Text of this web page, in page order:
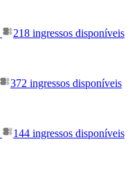
218 ingressos disponíveis
372 ingressos disponíveis
144 ingressos disponíveis